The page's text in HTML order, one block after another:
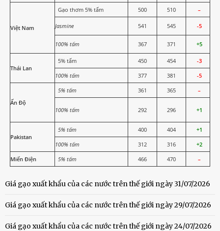
Việt Nam
Gạo thơm 5% tấm 500 510 –
Jasmine 541 545 -5
100% tấm 367 371 +5
Thái Lan
5% tấm 450 454
-3
100% tấm
377 381 -5
Ấn Độ
5% tấm 361 365 –
100% tấm 292 296 +1
Pakistan
5% tấm 400 404
+1
100% tấm
312 316
+2
Miến Điện
5% tấm 466 470 –
Giá gạo xuất khẩu của các nước trên thế giới ngày 31/07/2026
Giá gạo xuất khẩu của các nước trên thế giới ngày 29/07/2026
Giá gạo xuất khẩu của các nước trên thế giới ngày 24/07/2026